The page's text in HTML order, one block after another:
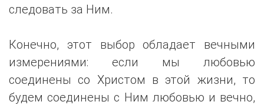
следовать за Ним.
Конечно, этот выбор обладает вечными
измерениями: если мы любовью
соединены со Христом в этой жизни, то
будем соединены с Ним любовью и вечно,